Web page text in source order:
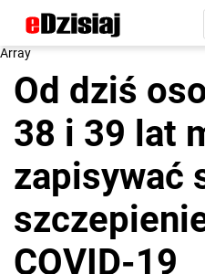
Array
Od dziś
38 i 39 lat
zapisywać
COVID-19